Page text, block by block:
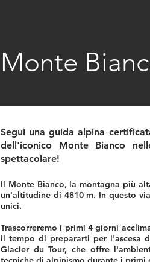
Monte
Segui una guida alpina
dell'iconico Monte Bianco
spettacolare!
Il Monte Bianco, la montagna più
un'altitudine di 4810 m. In questo
unici.
Trascorreremo i primi 4 giorni
il tempo di prepararti per l'ascesa
Glacier du Tour, che offre